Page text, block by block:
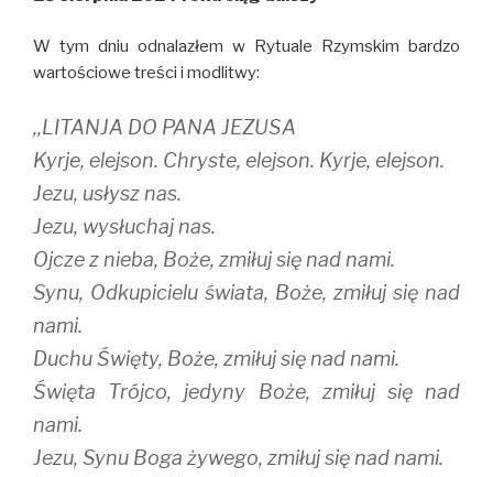
W tym dniu odnalazłem w Rytuale Rzymskim bardzo
wartościowe treści i modlitwy:
,,LITANJA DO PANA JEZUSA
Kyrje, elejson. Chryste, elejson. Kyrje, elejson.
Jezu, usłysz nas.
Jezu, wysłuchaj nas.
Ojcze z nieba, Boże, zmiłuj się nad nami.
Synu, Odkupicielu świata, Boże, zmiłuj się nad
nami.
Duchu Święty, Boże, zmiłuj się nad nami.
Święta Trójco, jedyny Boże, zmiłuj się nad
nami.
Jezu, Synu Boga żywego, zmiłuj się nad nami.